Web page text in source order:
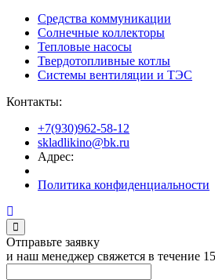
Средства коммуникации
Солнечные коллекторы
Тепловые насосы
Твердотопливные котлы
Системы вентиляции и ТЭС
Контакты:
+7(930)962-58-12
skladlikino@bk.ru
Адрес:
Политика конфиденциальности
Отправьте заявку
и наш менеджер свяжется в течение